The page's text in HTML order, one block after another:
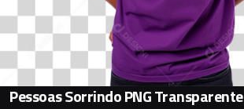
Pessoas Sorrindo PNG Transparente